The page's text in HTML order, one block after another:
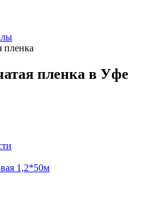
пленка
пленка в Уфе
1,2*50м